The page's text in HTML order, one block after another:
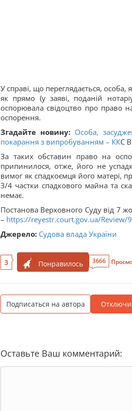
У справі, що переглядається,
як прямо (у заяві, поданій
оспорювала свідоцтво про право
оспорення.
Згадайте новину: Особа,
покарання з випробуванням – ККС
За таких обставин право на
припинилося, отже, його не
вимог як спадкоємця його матері,
3/4 частки спадкового майна та
немає.
Постанова Верховного Суду від 7
– https://reyestr.court.gov.ua/Review/
Джерело: Судова влада України
3 Понравилось 3666
Подписаться на автора
Оставьте Ваш комментарий: